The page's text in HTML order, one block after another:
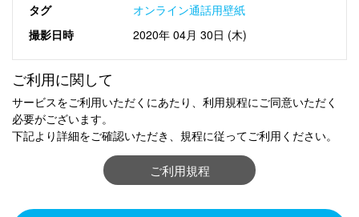
タグ
オンライン通話用壁紙
撮影日時
2020年 04月 30日 (木)
ご利用に関して
サービスをご利用いただくにあたり、利用規程にご同意いただく
必要がございます。
下記より詳細をご確認いただき、規程に従ってご利用ください。
ご利用規程